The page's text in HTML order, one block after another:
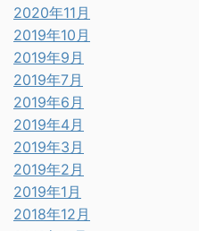
2020年11月
2019年10月
2019年9月
2019年7月
2019年6月
2019年4月
2019年3月
2019年2月
2019年1月
2018年12月